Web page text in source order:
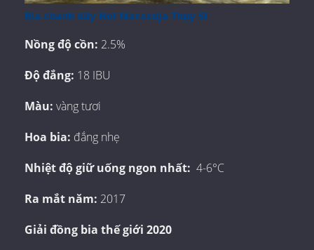
Bia chanh dây Hoi Maracuja Thụy Sĩ
Nồng độ cồn: 2.5%
Độ đắng: 18 IBU
Màu: vàng tươi
Hoa bia: đắng nhẹ
Nhiệt độ giữ uống ngon nhất: 4-6°C
Ra mắt năm: 2017
Giải đồng bia thế giới 2020